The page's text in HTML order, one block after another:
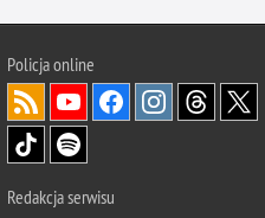
Policjaonline
Redakcja serwisu